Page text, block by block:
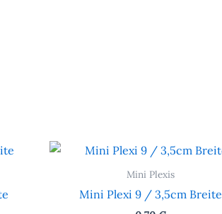
Mini Plexis
Mini Plexi 9 / 3,5cm Breite